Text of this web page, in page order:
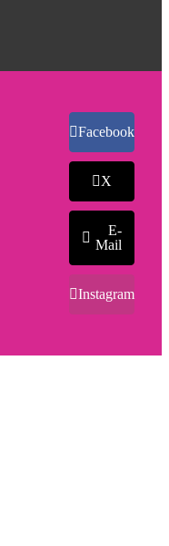
Facebook
X
E-
Mail
Instagram